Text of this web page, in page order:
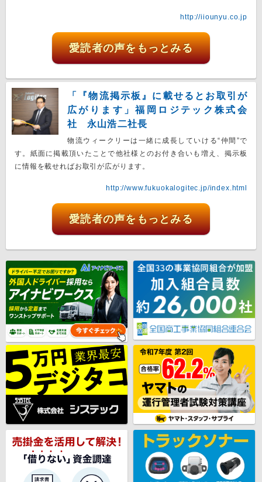
http://iiounyu.co.jp
愛読者の声をもっとみる
「『物流掲示板』に載せるとお取引が
広がります」福岡ロジテック株式会
社 永山浩二社長
物流ウィークリーは一緒に成長していける“仲間”で
す。紙面に掲載頂いたことで他社様とのお付き合いも増え、掲示板
に情報を載せればお取引が広がります。
http://www.fukuokalogitec.jp/index.html
愛読者の声をもっとみる